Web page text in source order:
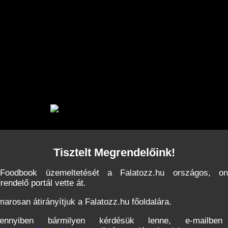
Tisztelt Megrendelőink!
üzemeltetését a Falatozz.hu országos,
portál vette át.
átirányítjuk a Falatozz.hu főoldalára.
bármilyen kérdésük lenne, e-